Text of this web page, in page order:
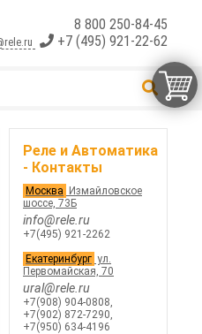
8 800 250-84-45
+7 (495) 921-22-62
Реле и Автоматика
- Контакты
Москва
Измайловское
шоссе, 73Б
info@rele.ru
+7(495) 921-2262
Екатеринбург ул.
Первомайская, 70
ural@rele.ru
+7(908) 904-0808,
+7(902) 872-7290,
+7(950) 634-4196